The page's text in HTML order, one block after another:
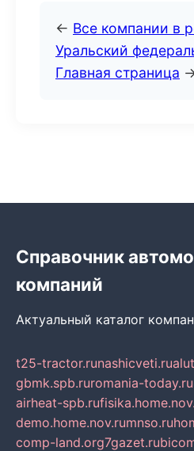
← Все компании в
Уральский
Главная страница
Справочник
компаний
Актуальный каталог
t25-tractor.runashicveti.ru
gbmk.spb.ruromania-today.ru
airheat-spb.ru
demo.home.nov.rumnso.ru
comp-land.org7gazet.ru